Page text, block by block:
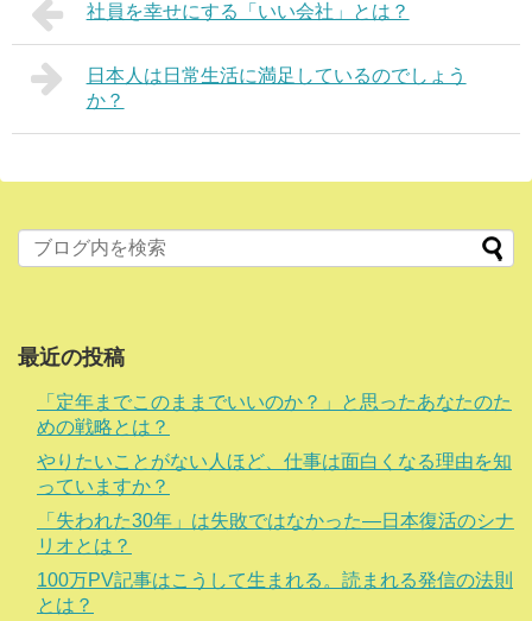
社員を幸せにする「いい会社」とは？
日本人は日常生活に満足しているのでしょう
か？
最近の投稿
「定年までこのままでいいのか？」と思ったあなたのた
めの戦略とは？
やりたいことがない人ほど、仕事は面白くなる理由を知
っていますか？
「失われた30年」は失敗ではなかった―日本復活のシナ
リオとは？
100万PV記事はこうして生まれる。読まれる発信の法則
とは？